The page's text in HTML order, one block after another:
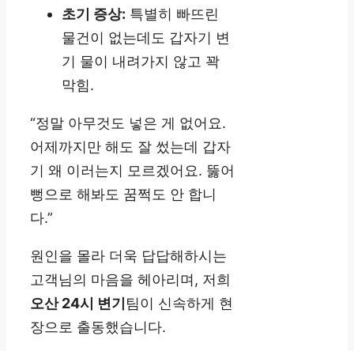
초기 증상: 특별히 빠뜨린
물건이 없는데도 갑자기 변
기 물이 내려가지 않고 꽉
막힘.
“정말 아무것도 넣은 게 없어요.
어제까지만 해도 잘 썼는데 갑자
기 왜 이러는지 모르겠어요. 뚫어
뻥으로 해봐도 꿈쩍도 안 합니
다.”
원인을 몰라 더욱 답답해하시는
고객님의 마음을 헤아리며, 저희
오산 24시 변기 팀이 신속하게 현
장으로 출동했습니다.